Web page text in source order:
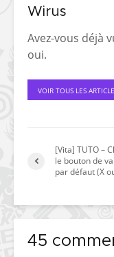
Wirus
Avez-vous déjà
oui.
VOIR TOUS LES
[Vita] TUTO –
le bouton de
par défaut (X
45